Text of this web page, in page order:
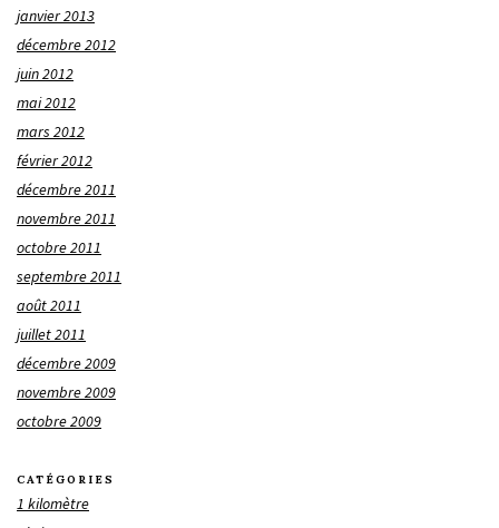
janvier 2013
décembre 2012
juin 2012
mai 2012
mars 2012
février 2012
décembre 2011
novembre 2011
octobre 2011
septembre 2011
août 2011
juillet 2011
décembre 2009
novembre 2009
octobre 2009
CATÉGORIES
1 kilomètre